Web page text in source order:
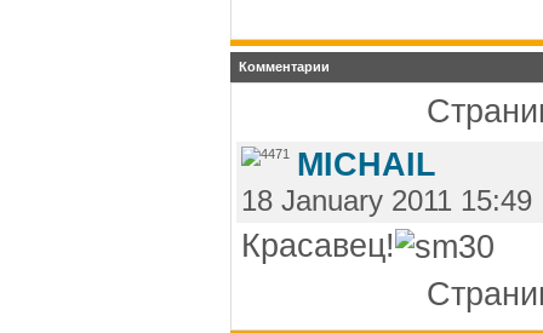
Комментарии
MICHAIL
18 January 2011 15:49
Красавец!